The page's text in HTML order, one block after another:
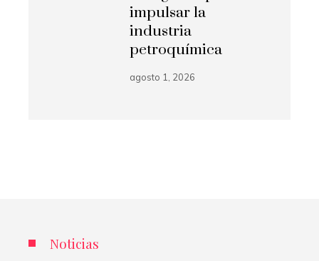
impulsar la
industria
petroquímica
agosto 1, 2026
Noticias